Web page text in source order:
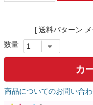
送料パターン
カ
商品についてのお問い合